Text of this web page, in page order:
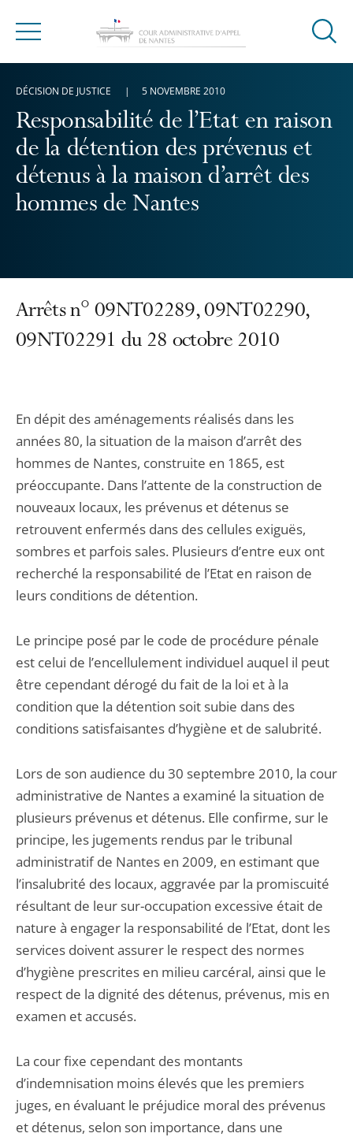
Menu
Ouvrir
Responsabilité de l’Etat en raison
de la détention des prévenus et
détenus à la maison d’arrêt des
hommes de Nantes
DÉCISION DE JUSTICE 5 NOVEMBRE 2010
Arrêts n° 09NT02289, 09NT02290,
09NT02291 du 28 octobre 2010
En dépit des aménagements réalisés dans les
années 80, la situation de la maison d’arrêt des
hommes de Nantes, construite en 1865, est
préoccupante. Dans l’attente de la construction de
nouveaux locaux, les prévenus et détenus se
retrouvent enfermés dans des cellules exiguës,
sombres et parfois sales. Plusieurs d’entre eux ont
recherché la responsabilité de l’Etat en raison de
leurs conditions de détention.
Le principe posé par le code de procédure pénale
est celui de l’encellulement individuel auquel il peut
être cependant dérogé du fait de la loi et à la
condition que la détention soit subie dans des
conditions satisfaisantes d’hygiène et de salubrité.
Lors de son audience du 30 septembre 2010, la cour
administrative de Nantes a examiné la situation de
plusieurs prévenus et détenus. Elle confirme, sur le
principe, les jugements rendus par le tribunal
administratif de Nantes en 2009, en estimant que
l’insalubrité des locaux, aggravée par la promiscuité
résultant de leur sur-occupation excessive était de
nature à engager la responsabilité de l’Etat, dont les
services doivent assurer le respect des normes
d’hygiène prescrites en milieu carcéral, ainsi que le
respect de la dignité des détenus, prévenus, mis en
examen et accusés.
La cour fixe cependant des montants
d’indemnisation moins élevés que les premiers
juges, en évaluant le préjudice moral des prévenus
et détenus, selon son importance, dans une